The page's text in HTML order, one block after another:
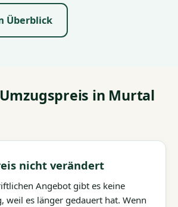
Überblick
in Murtal
nicht verändert
Angebot gibt es keine
weil es länger gedauert hat. Wenn